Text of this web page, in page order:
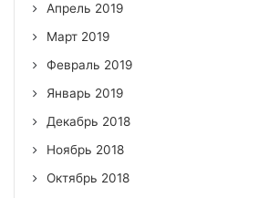
Апрель 2019
Март 2019
Февраль 2019
Январь 2019
Декабрь 2018
Ноябрь 2018
Октябрь 2018